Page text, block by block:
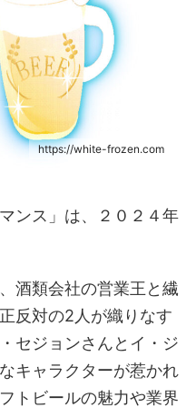
https://white-frozen.com
ンス」は、２０２４年
酒類会社の営業王と繊
反対の2人が織りなす
セジョンさんとイ・ジ
キャラクターが惹かれ
トビールの魅力や業界